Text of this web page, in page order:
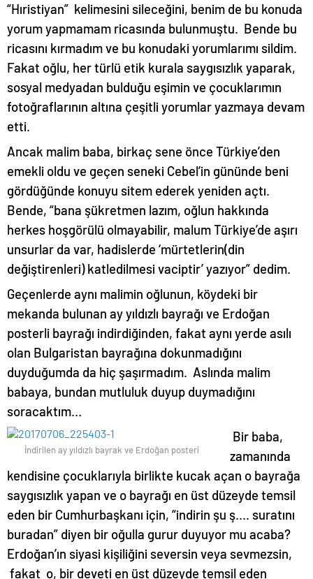
“Hıristiyan” kelimesini sileceğini, benim de bu konuda
yorum yapmamam ricasında bulunmuştu. Bende bu
ricasını kırmadım ve bu konudaki yorumlarımı sildim.
Fakat oğlu, her türlü etik kurala saygısızlık yaparak,
sosyal medyadan bulduğu eşimin ve çocuklarımın
fotoğraflarının altına çeşitli yorumlar yazmaya devam
etti.
Ancak malim baba, birkaç sene önce Türkiye’den
emekli oldu ve geçen seneki Cebel’in gününde beni
gördüğünde konuyu sitem ederek yeniden açtı.
Bende, “bana şükretmen lazım, oğlun hakkında
herkes hoşgörülü olmayabilir, malum Türkiye’de aşırı
unsurlar da var, hadislerde ‘mürtetlerin(din
değiştirenleri) katledilmesi vaciptir’ yazıyor” dedim.
Geçenlerde aynı malimin oğlunun, köydeki bir
mekanda bulunan ay yıldızlı bayrağı ve Erdoğan
posterli bayrağı indirdiğinden, fakat aynı yerde asılı
olan Bulgaristan bayrağına dokunmadığını
duyduğumda da hiç şaşırmadım. Aslında malim
babaya, bundan mutluluk duyup duymadığını
soracaktım…
İndirilen ay yıldızlı bayrak ve Erdoğan posteri
Bir baba,
zamanında
kendisine çocuklarıyla birlikte kucak açan o bayrağa
saygısızlık yapan ve o bayrağı en üst düzeyde temsil
eden bir Cumhurbaşkanı için, “indirin şu ş…. suratını
buradan” diyen bir oğulla gurur duyuyor mu acaba?
Erdoğan’ın siyasi kişiliğini seversin veya sevmezsin,
fakat o, bir deveti en üst düzeyde temsil eden